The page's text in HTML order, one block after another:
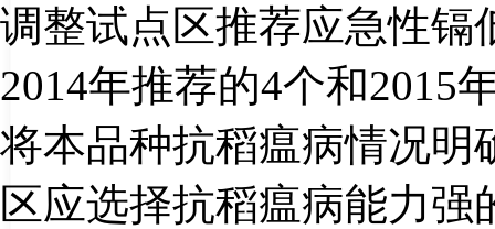
调整试点区推荐应急性镉
2014年推荐的4个和2015
将本品种抗稻瘟病情况明
区应选择抗稻瘟病能力